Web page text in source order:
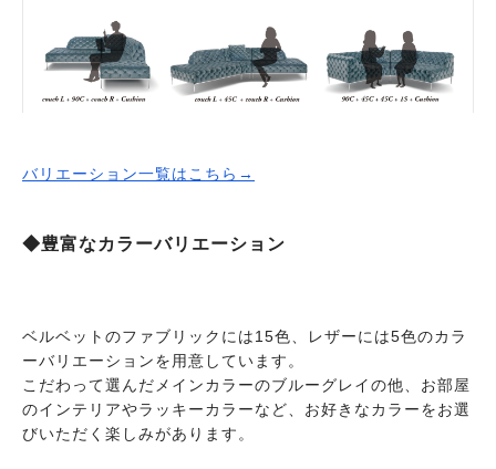
バリエーション一覧はこちら→
◆豊富なカラーバリエーション
ベルベットのファブリックには15色、レザーには5色のカラ
ーバリエーションを用意しています。
こだわって選んだメインカラーのブルーグレイの他、お部屋
のインテリアやラッキーカラーなど、お好きなカラーをお選
びいただく楽しみがあります。